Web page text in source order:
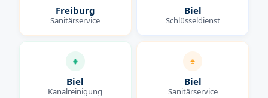
Freiburg
Sanitärservice
Biel
Schlüsseldienst
Biel
Kanalreinigung
Biel
Sanitärservice